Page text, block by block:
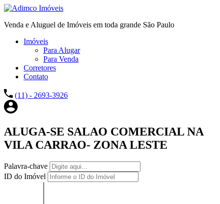
Venda e Aluguel de Imóveis em toda grande São Paulo
Imóveis
Para Alugar
Para Venda
Corretores
Contato
(11) - 2693-3926
ALUGA-SE SALAO COMERCIAL NA
VILA CARRAO- ZONA LESTE
Palavra-chave
ID do Imóvel